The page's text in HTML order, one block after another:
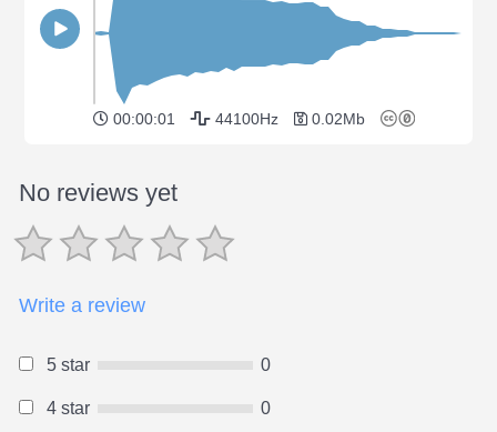
00:00:01 44100Hz 0.02Mb
No reviews yet
Write a review
5 star 0
4 star 0